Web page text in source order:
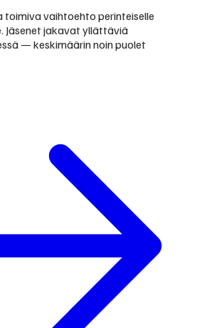
toimiva vaihtoehto perinteiselle
Jäsenet jakavat yllättäviä
— keskimäärin noin puolet